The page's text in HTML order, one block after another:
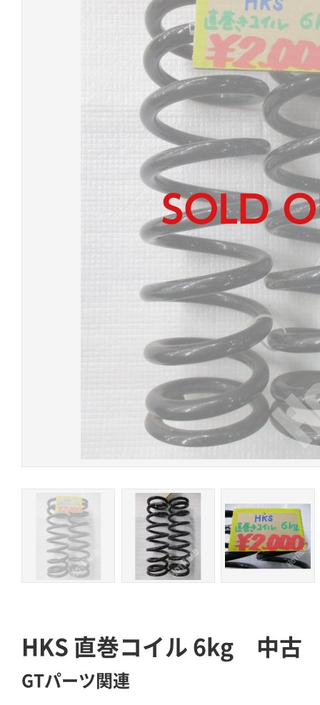
HKS 直巻コイル 6kg 中古
GTパーツ関連